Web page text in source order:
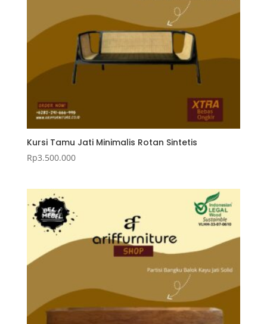
Kursi Tamu Jati Minimalis Rotan Sintetis
Rp3.500.000